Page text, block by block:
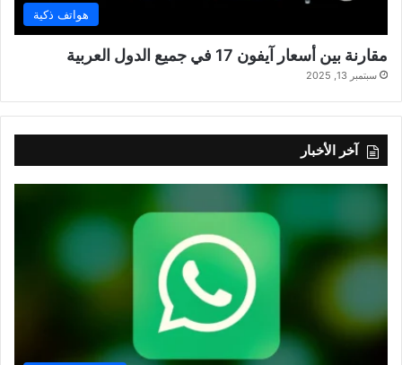
هواتف ذكية
مقارنة بين أسعار آيفون 17 في جميع الدول العربية
سبتمبر 13, 2025
آخر الأخبار